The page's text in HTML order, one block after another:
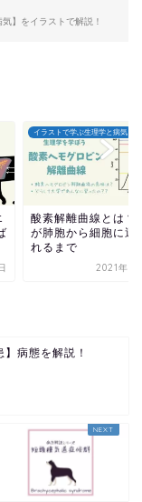
気】をイラストで解説！
イラストで学ぶ生理学と病気
酸素解離曲線とは？
が肺胞から細胞に運
れるまで
2021年9
】病態を解説！